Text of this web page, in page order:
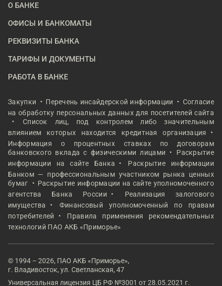
О БАНКЕ
ОФИСЫ И БАНКОМАТЫ
РЕКВИЗИТЫ БАНКА
ТАРИФЫ И ДОКУМЕНТЫ
РАБОТА В БАНКЕ
Закупки Перечень инсайдерской информации
Согласие
на обработку персональных данных для посетителей сайта
Список лиц, под контролем либо значительным
влиянием которых находится кредитная организация
Информация о процентных ставках по договорам
банковского вклада с физическими лицами
Раскрытие
информации на сайте Банка
Раскрытие информации
Банком — профессиональным участником рынка ценных
бумаг
Раскрытие информации на сайте уполномоченного
агентства Банка России
Реализация залогового
имущества
Финансовый уполномоченный по правам
потребителей
Правила применения рекомендательных
технологий ПАО АКБ «Приморье»
© 1994 – 2026, ПАО АКБ «Приморье»,
г. Владивосток, ул. Светланская, 47
Универсальная лицензия ЦБ РФ №3001 от 28.05.2021 г.